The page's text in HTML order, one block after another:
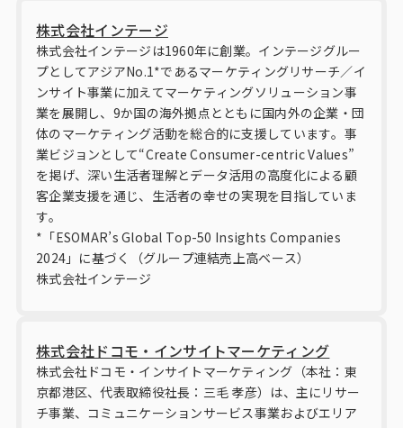
株式会社インテージ
株式会社インテージは1960年に創業。インテージグルー
プとしてアジアNo.1*であるマーケティングリサーチ／イ
ンサイト事業に加えてマーケティングソリューション事
業を展開し、9か国の海外拠点とともに国内外の企業・団
体のマーケティング活動を総合的に支援しています。事
業ビジョンとして“Create Consumer-centric Values”
を掲げ、深い生活者理解とデータ活用の高度化による顧
客企業支援を通じ、生活者の幸せの実現を目指していま
す。
*「ESOMAR’s Global Top-50 Insights Companies
2024」に基づく（グループ連結売上高ベース）
株式会社インテージ
株式会社ドコモ・インサイトマーケティング
株式会社ドコモ・インサイトマーケティング（本社：東
京都港区、代表取締役社長：三毛 孝彦）は、主にリサー
チ事業、コミュニケーションサービス事業およびエリア